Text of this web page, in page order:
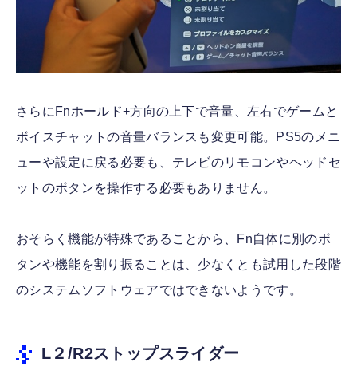
さらにFnホールド+方向の上下で音量、左右でゲームと
ボイスチャットの音量バランスも変更可能。PS5のメニ
ューや設定に戻る必要も、テレビのリモコンやヘッドセ
ットのボタンを操作する必要もありません。
おそらく機能が特殊であることから、Fn自体に別のボ
タンや機能を割り振ることは、少なくとも試用した段階
のシステムソフトウェアではできないようです。
L２/R2ストップスライダー